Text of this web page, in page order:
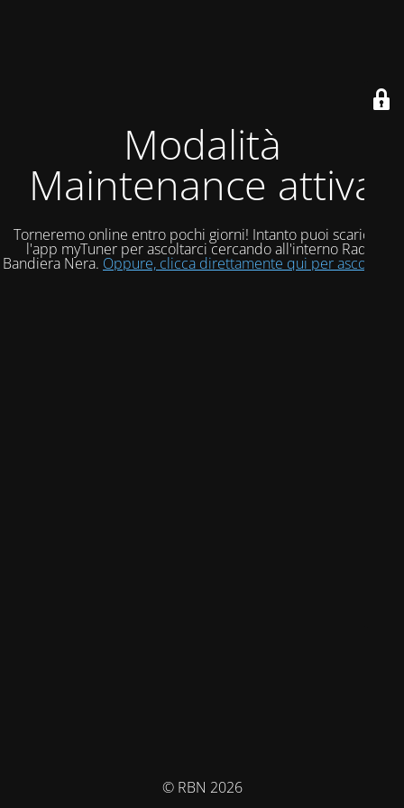
Modalità
Maintenance attiva
Torneremo online entro pochi giorni! Intanto puoi scaricare
l'app myTuner per ascoltarci cercando all'interno Radio
Bandiera Nera. Oppure, clicca direttamente qui per ascoltarci!
© RBN 2026